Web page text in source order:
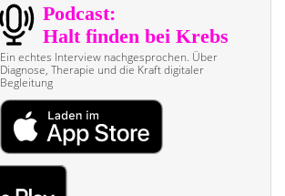
Ein echtes Interview nach­gesprochen. Über
Diagnose, Therapie und die Kraft digitaler
Begleitung